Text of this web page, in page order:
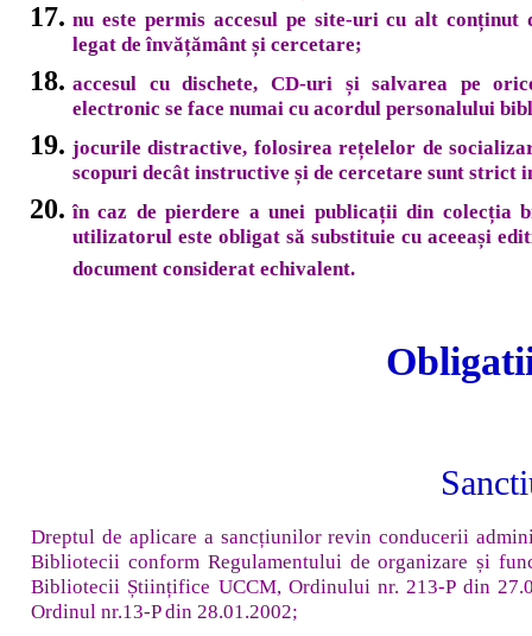
nu este permis accesul pe site-uri cu alt conținut
legat de învățământ și cercetare;
accesul cu dischete, CD-uri și salvarea pe
electronic se face numai cu acordul personalului
jocurile distractive, folosirea rețelelor de
scopuri decât instructive și de cercetare sunt strict
în caz de pierdere a unei publicații din colecția
utilizatorul este obligat să substituie cu aceeași
document considerat echivalent.
Obligatiile
Dreptul de aplicare a sancțiunilor revin conducerii
Bibliotecii conform Regulamentului de organizare și
Bibliotecii Științifice UCCM, Ordinului nr. 213-P din
Ordinul nr.13-P din 28.01.2002;